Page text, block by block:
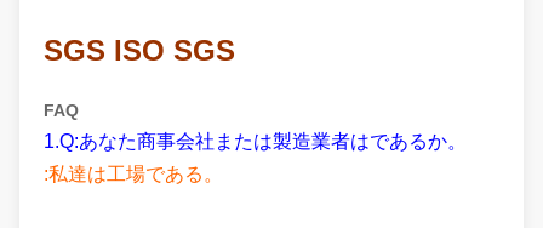
SGS ISO SGS
FAQ
1.Q:あなた商事会社または製造業者はであるか。
:私達は工場である。